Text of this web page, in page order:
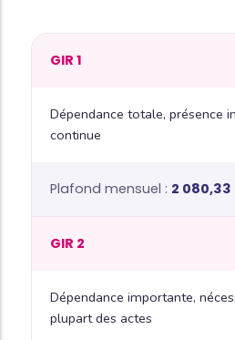
GIR 1
Dépendance totale, présence
continue
2
GIR 2
Dépendance importante,
plupart des actes